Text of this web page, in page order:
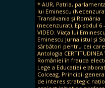
* AUR, Patria,
lui Eminescu
Transilvania și România
(necenzurat). Episodul 6
VIDEO. Viața lui
Eminescu Jurnalistul și
sărbători pentru cei
Antologia
României în frauda
Lege a Educației
Colceag. Principii
de interes strategic